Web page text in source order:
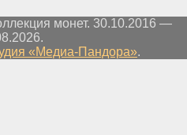
монет. 30.10.2016 —
«Медиа-Пандора».